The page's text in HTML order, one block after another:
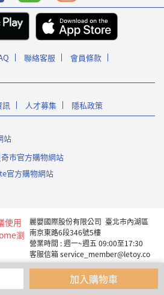
加入購物車
聯絡客服
會員條款
訊 人才募集 隱私政策
站
奇市官方購物網站
官方購物網站
使用
瀏
麗嬰國際股份有限公司 臺北市內湖區
南京東路6段346號5樓
營業時間 : 週一~週五 09:00至17:30
客服信箱 service_member@letoy.co
Copyright 2019 麗嬰國際版權所有